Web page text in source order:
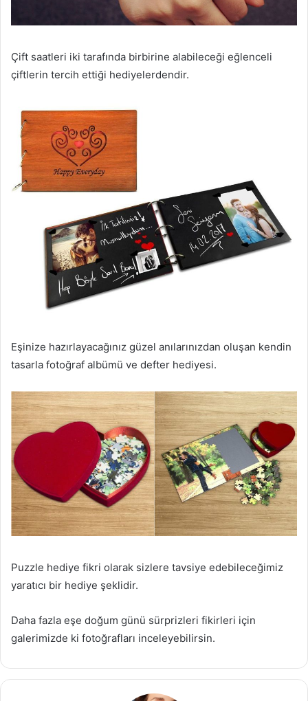
Çift saatleri iki tarafında birbirine alabileceği eğlenceli
çiftlerin tercih ettiği hediyelerdendir.
Eşinize hazırlayacağınız güzel anılarınızdan oluşan kendin
tasarla fotoğraf albümü ve defter hediyesi.
Puzzle hediye fikri olarak sizlere tavsiye edebileceğimiz
yaratıcı bir hediye şeklidir.
Daha fazla eşe doğum günü sürprizleri fikirleri için
galerimizde ki fotoğrafları inceleyebilirsin.